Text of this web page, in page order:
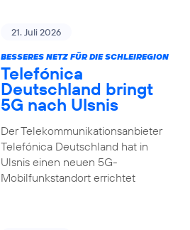
21. Juli 2026
BESSERES NETZ FÜR DIE SCHLEIREGION
Telefónica
Deutschland bringt
5G nach Ulsnis
Der Telekommunikationsanbieter
Telefónica Deutschland hat in
Ulsnis einen neuen 5G-
Mobilfunkstandort errichtet